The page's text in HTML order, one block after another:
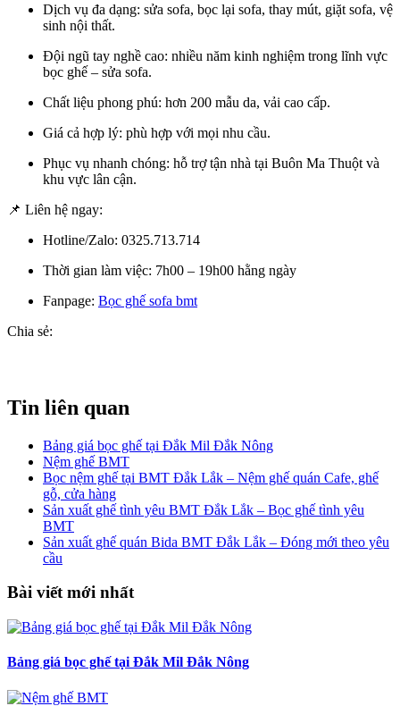
Dịch vụ đa dạng: sửa sofa, bọc lại sofa, thay mút, giặt sofa, vệ
sinh nội thất.
Đội ngũ tay nghề cao: nhiều năm kinh nghiệm trong lĩnh vực
bọc ghế – sửa sofa.
Chất liệu phong phú: hơn 200 mẫu da, vải cao cấp.
Giá cả hợp lý: phù hợp với mọi nhu cầu.
Phục vụ nhanh chóng: hỗ trợ tận nhà tại Buôn Ma Thuột và
khu vực lân cận.
📌 Liên hệ ngay:
Hotline/Zalo: 0325.713.714
Thời gian làm việc: 7h00 – 19h00 hằng ngày
Fanpage: Bọc ghế sofa bmt
Chia sẻ:
Tin liên quan
Bảng giá bọc ghế tại Đắk Mil Đắk Nông
Nệm ghế BMT
Bọc nệm ghế tại BMT Đắk Lắk – Nệm ghế quán Cafe, ghế
gỗ, cửa hàng
Sản xuất ghế tình yêu BMT Đắk Lắk – Bọc ghế tình yêu
BMT
Sản xuất ghế quán Bida BMT Đắk Lắk – Đóng mới theo yêu
cầu
Bài viết mới nhất
Bảng giá bọc ghế tại Đắk Mil Đắk Nông